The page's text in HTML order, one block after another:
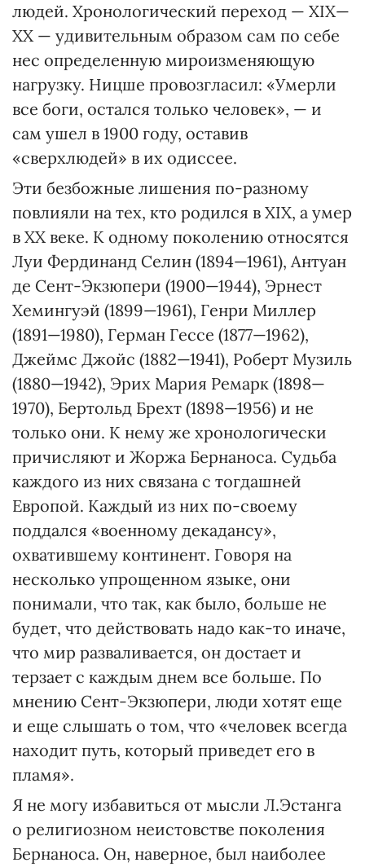
людей. Хронологический переход — ХІХ—
ХХ — удивительным образом сам по себе
нес определенную мироизменяющую
нагрузку. Ницше провозгласил: «Умерли
все боги, остался только человек», — и
сам ушел в 1900 году, оставив
«сверхлюдей» в их одиссее.
Эти безбожные лишения по-разному
повлияли на тех, кто родился в ХІХ, а умер
в ХХ веке. К одному поколению относятся
Луи Фердинанд Селин (1894—1961), Антуан
де Сент-Экзюпери (1900—1944), Эрнест
Хемингуэй (1899—1961), Генри Миллер
(1891—1980), Герман Гессе (1877—1962),
Джеймс Джойс (1882—1941), Роберт Музиль
(1880—1942), Эрих Мария Ремарк (1898—
1970), Бертольд Брехт (1898—1956) и не
только они. К нему же хронологически
причисляют и Жоржа Бернаноса. Судьба
каждого из них связана с тогдашней
Европой. Каждый из них по-своему
поддался «военному декадансу»,
охватившему континент. Говоря на
несколько упрощенном языке, они
понимали, что так, как было, больше не
будет, что действовать надо как-то иначе,
что мир разваливается, он достает и
терзает с каждым днем все больше. По
мнению Сент-Экзюпери, люди хотят еще
и еще слышать о том, что «человек всегда
находит путь, который приведет его в
пламя».
Я не могу избавиться от мысли Л.Эстанга
о религиозном неистовстве поколения
Бернаноса. Он, наверное, был наиболее